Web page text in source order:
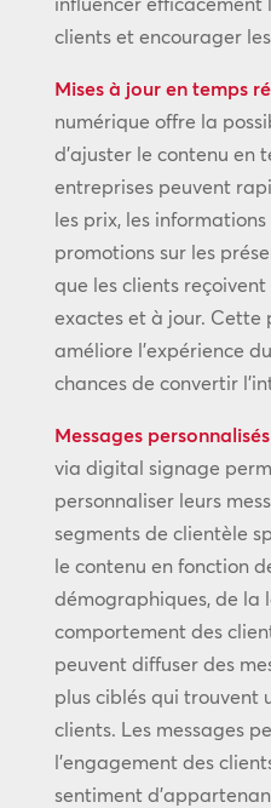
clients et encourager
Mises à jour en temps
numérique offre la
d’ajuster le contenu en
entreprises peuvent
les prix, les informations
promotions sur les
que les clients
exactes et à jour. Cette
améliore l’expérience
chances de convertir
Messages
via digital signage
personnaliser leurs
segments de clientèle
le contenu en fonction
démographiques, de la
comportement des
peuvent diffuser des
plus ciblés qui trouvent
clients. Les messages
l’engagement des
sentiment